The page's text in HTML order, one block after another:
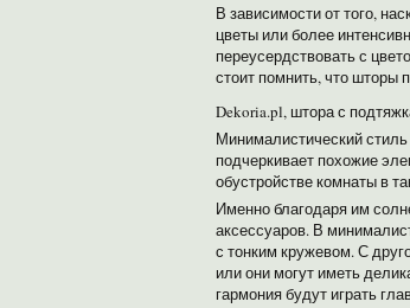
В зависимости от того,
цветы или более
переусердствовать с
стоит помнить, что
Dekoria.pl, штора с
Минималистический
подчеркивает похожие
обустройстве комнаты в
Именно благодаря им
аксессуаров. В
с тонким кружевом. С
или они могут иметь
гармония будут играть